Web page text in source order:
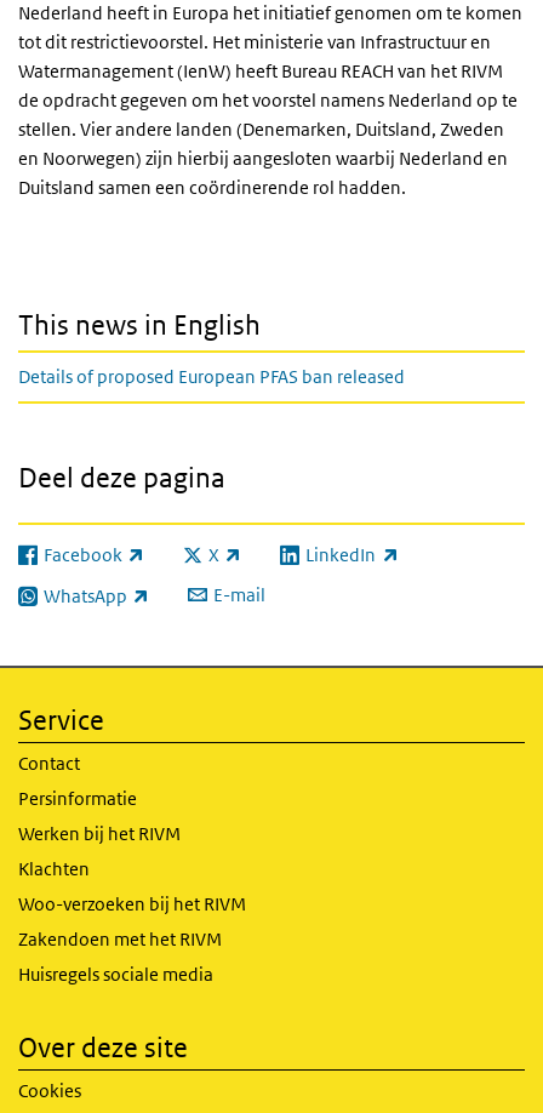
Nederland heeft in Europa het initiatief genomen om te komen
tot dit restrictievoorstel. Het ministerie van Infrastructuur en
Watermanagement (IenW) heeft Bureau REACH van het RIVM
de opdracht gegeven om het voorstel namens Nederland op te
stellen. Vier andere landen (Denemarken, Duitsland, Zweden
en Noorwegen) zijn hierbij aangesloten waarbij Nederland en
Duitsland samen een coördinerende rol hadden.
This news in English
Details of proposed European PFAS ban released
Deel deze pagina
Facebook
(externe link) X
(externe link) LinkedIn
(externe link)
WhatsApp
(externe link) E-mail
Service
Contact
Persinformatie
Werken bij het RIVM
Klachten
Woo-verzoeken bij het RIVM
Zakendoen met het RIVM
Huisregels sociale media
Over deze site
Cookies